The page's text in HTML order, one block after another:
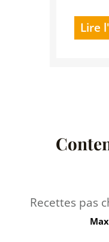
Lire
Recettes pas